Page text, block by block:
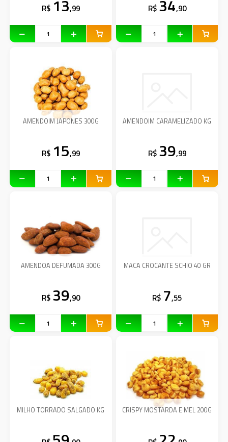
R$ 13,99 R$ 34,90
AMENDOIM JAPONES 300G
R$ 15,99
AMENDOIM CARAMELIZADO KG
R$ 39,99
AMENDOA DEFUMADA 300G
R$ 39,90
MACA CROCANTE SCHIO 40 GR
R$ 7,55
MILHO TORRADO SALGADO KG CRISPY MOSTARDA E MEL 200G